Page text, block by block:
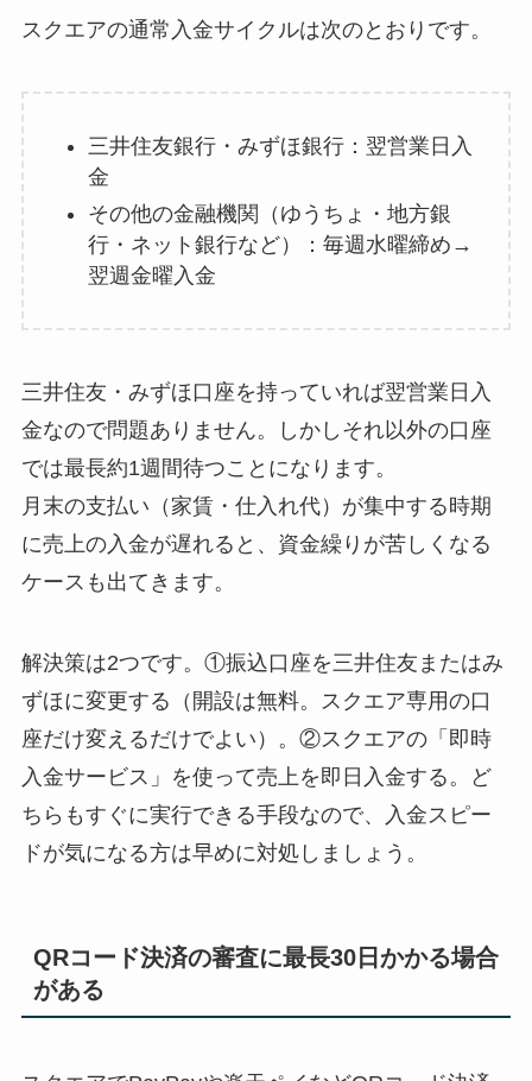
スクエアの通常入金サイクルは次のとおりです。
三井住友銀行・みずほ銀行：翌営業日入
金
その他の金融機関（ゆうちょ・地方銀
行・ネット銀行など）：毎週水曜締め→
翌週金曜入金
三井住友・みずほ口座を持っていれば翌営業日入
金なので問題ありません。しかしそれ以外の口座
では最長約1週間待つことになります。
月末の支払い（家賃・仕入れ代）が集中する時期
に売上の入金が遅れると、資金繰りが苦しくなる
ケースも出てきます。
解決策は2つです。①振込口座を三井住友またはみ
ずほに変更する（開設は無料。スクエア専用の口
座だけ変えるだけでよい）。②スクエアの「即時
入金サービス」を使って売上を即日入金する。ど
ちらもすぐに実行できる手段なので、入金スピー
ドが気になる方は早めに対処しましょう。
QRコード決済の審査に最長30日かかる場合
がある